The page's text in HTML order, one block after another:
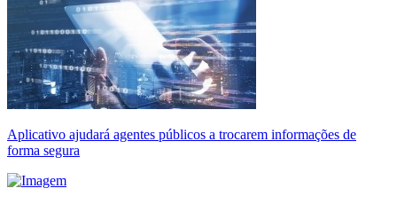
Aplicativo ajudará agentes públicos a trocarem informações de
forma segura